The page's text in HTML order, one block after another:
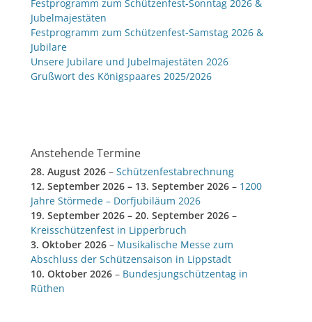
Festprogramm zum Schützenfest-Sonntag 2026 &
Jubelmajestäten
Festprogramm zum Schützenfest-Samstag 2026 &
Jubilare
Unsere Jubilare und Jubelmajestäten 2026
Grußwort des Königspaares 2025/2026
Anstehende Termine
28. August 2026 – Schützenfestabrechnung
12. September 2026 – 13. September 2026 – 1200
Jahre Störmede – Dorfjubiläum 2026
19. September 2026 – 20. September 2026 –
Kreisschützenfest in Lipperbruch
3. Oktober 2026 – Musikalische Messe zum
Abschluss der Schützensaison in Lippstadt
10. Oktober 2026 – Bundesjungschützentag in
Rüthen